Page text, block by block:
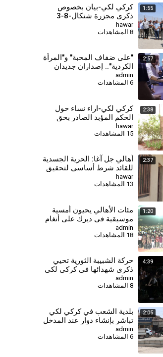
1:55
كركي لكي-بيان بخصوص
ذكرى مجزرة شنكال-8-3
hawar
8 المشاهدات
2:57
⁣"على ضفاف المحبة" و"المرأة
الكردية".. إصداران جديدان
يوثقان الهوية والذاكرة
admin
6 المشاهدات
2:38
كركي لكي-اراء نساء حول
الحكم المؤبد الصادر بحق
مقاتلة جيجك-8-1
hawar
15 المشاهدات
2:37
أهالي جل آغا: الحرية الجسدية
للقائد شرط أساسي لتحقيق
السلام وحل القضية الكردية
hawar
13 المشاهدات
1:20
مئات الأهالي يحيون أمسية
موسيقية في ديرك على أنغام
الأغاني الكردية
admin
18 المشاهدات
4:39
⁣حركة الشبيبة الثورية تحيي
ذكرى شهدائها في كركي لكي
admin
8 المشاهدات
2:05
بلدية الشعب في كركي لكي
تباشر بإنشاء دوار عند المدخل
الغربي
admin
6 المشاهدات